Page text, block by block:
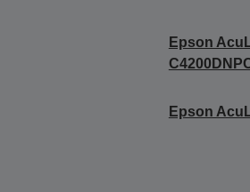
Epson
Epson